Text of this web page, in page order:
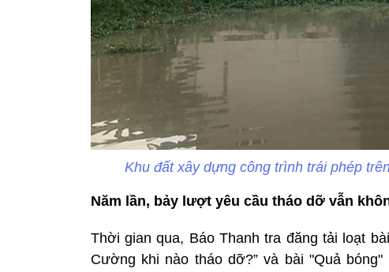
Khu đất xây dựng công trình trái phép
Năm lần, bảy lượt yêu cầu tháo dỡ vẫn
Thời gian qua, Báo Thanh tra đăng tải loạt
Cường khi nào tháo dỡ?” và bài "Quả